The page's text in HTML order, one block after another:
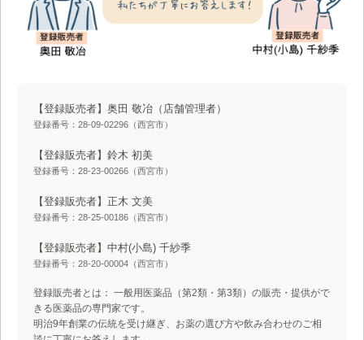
【登録販売者】奥田 敬冶 （店舗管理者）
登録番号：28-09-02296（西宮市）
【登録販売者】鈴木 初美
登録番号：28-23-00266（西宮市）
【登録販売者】正木 文美
登録番号：28-25-00186（西宮市）
【登録販売者】中村(小島) 千紗季
登録番号：28-20-00004（西宮市）
登録販売者とは： 一般用医薬品（第2類・第3類）の販売・提供がで
きる医薬品の専門家です。
明治9年創業の伝統を受け継ぎ、お薬の選び方や飲み合わせのご相